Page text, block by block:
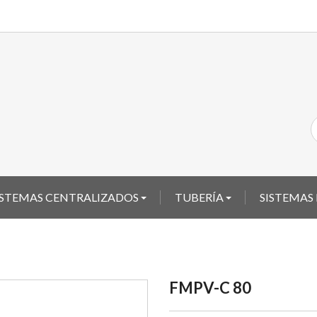
CENTRALIZADOS TUBERÍA SISTEMAS
FMPV-C 80